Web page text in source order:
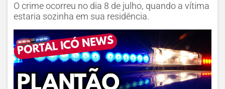
O crime ocorreu no dia 8 de julho, quando a vítima
estaria sozinha em sua residência.